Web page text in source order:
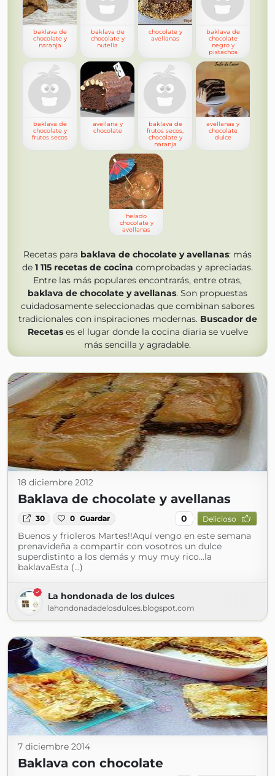
baklava de
chocolate y
naranja
baklava de
chocolate y
nutella
chocolate y
avellanas
baklava de
chocolate
negro y
pistachos
baklava de
chocolate y
frutos secos
avellana y
chocolate
baklava de
frutos secos,
chocolate y
naranja
avellanas y
chocolate
dulce
helado
chocolate y
avellanas
Recetas para baklava de chocolate y avellanas: más
de 1 115 recetas de cocina comprobadas y apreciadas.
Entre las más populares encontrarás, entre otras,
baklava de chocolate y avellanas. Son propuestas
cuidadosamente seleccionadas que combinan sabores
tradicionales con inspiraciones modernas. Buscador de
Recetases el lugar donde la cocina diaria se vuelve
más sencilla y agradable.
18 diciembre 2012
Baklava de chocolate y avellanas
30 0 Guardar 0 Delicioso
Buenos y frioleros Martes!!Aquí vengo en este semana
prenavideña a compartir con vosotros un dulce
superdistinto a los demás y muy muy rico...la
baklavaEsta (...)
La hondonada de los dulces
lahondonadadelosdulces.blogspot.com
7 diciembre 2014
Baklava con chocolate